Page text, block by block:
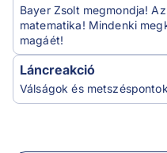
Bayer Zsolt megmondja!
matematika! Mindenki
magáét!
Láncreakció
Válságok és metszéspontok